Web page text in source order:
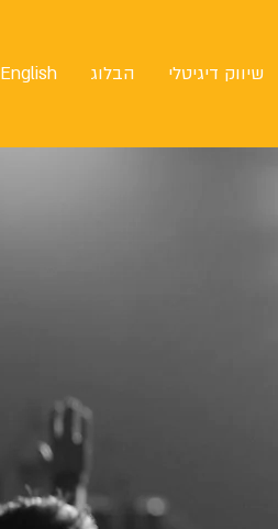
שיווק דיגיטלי הבלוג English